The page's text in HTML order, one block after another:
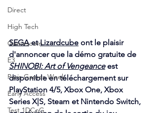
Direct
High Tech
Gamescom
E3
Paris Games Week
Early Access
Test 1DCoG
SEGA et Lizardcube ont le plaisir
d'annoncer que la démo gratuite de
SHINOBI: Art of Vengeance est
disponible en téléchargement sur
PlayStation 4/5, Xbox One, Xbox
Series X|S, Steam et Nintendo Switch,